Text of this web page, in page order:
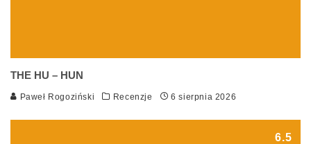
THE HU – HUN
Paweł Rogoziński Recenzje 6 sierpnia 2026
6.5